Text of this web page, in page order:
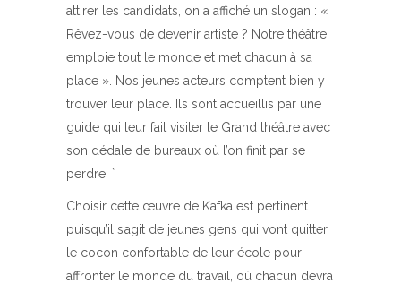
attirer les candidats, on a affiché un slogan : «
Rêvez-vous de devenir artiste ? Notre théâtre
emploie tout le monde et met chacun à sa
place ». Nos jeunes acteurs comptent bien y
trouver leur place. Ils sont accueillis par une
guide qui leur fait visiter le Grand théâtre avec
son dédale de bureaux où l’on finit par se
perdre. `
Choisir cette œuvre de Kafka est pertinent
puisqu’il s’agit de jeunes gens qui vont quitter
le cocon confortable de leur école pour
affronter le monde du travail, où chacun devra